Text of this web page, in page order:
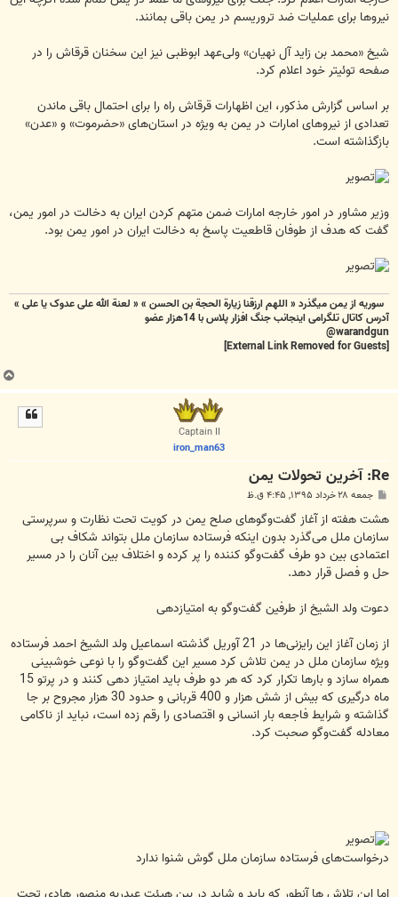
نیروها برای عملیات ضد تروریسم در یمن باقی بمانند.
شیخ «محمد بن زاید آل نهیان» ولی‌عهد ابوظبی نیز این سخنان قرقاش را در
صفحه توئیتر خود اعلام کرد.
بر اساس گزارش مذکور، این اظهارات قرقاش راه را برای احتمال باقی ماندن
تعدادی از نیروهای امارات در یمن به ویژه در استان‌های «حضرموت» و «عدن»
بازگذاشته است.
وزیر مشاور در امور خارجه امارات ضمن متهم کردن ایران به دخالت در امور یمن،
گفت که هدف از طوفان قاطعیت پاسخ به دخالت ایران در امور یمن بود.
سوریه از یمن میگذرد « اللهم ارزقنا زيارة الحجة بن الحسن » « لعنة الله علی عدوک یا علی »
آدرس کاتال تلگرامی اینجانب جنگ افزار پلاس با 14هزار عضو
warandgun@
ب
ا
Captain II
iron_man63
Re: آخرین تحولات یمن
پ
ت
جمعه ۲۸ خرداد ۱۳۹۵, ۴:۴۵ ق.ظ
هشت هفته از آغاز گفت‌وگوهای صلح یمن در کویت تحت نظارت و سرپرستی
سازمان ملل می‌گذرد بدون اینکه فرستاده سازمان ملل بتواند شکاف بی
اعتمادی بین دو طرف گفت‌وگو کننده را پر کرده و اختلاف بین آنان را در مسیر
حل و فصل قرار دهد.
دعوت ولد الشیخ از طرفین گفت‌وگو به امتیازدهی
از زمان آغاز این رایزنی‌ها در 21 آوریل گذشته اسماعیل ولد الشیخ احمد فرستاده
ویژه سازمان ملل در یمن تلاش کرد مسیر این گفت‌وگو را با نوعی خوشبینی
همراه سازد و بارها تکرار کرد که هر دو طرف باید امتیاز دهی کنند و در پرتو 15
ماه درگیری که بیش از شش هزار و 400 قربانی و حدود 30 هزار مجروح بر جا
گذاشته و شرایط فاجعه بار انسانی و اقتصادی را رقم زده است، نباید از ناکامی
معادله گفت‌وگو صحبت کرد.
درخواست‌های فرستاده سازمان ملل گوش شنوا ندارد